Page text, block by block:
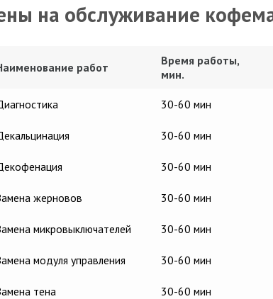
на обслуживание
работ
Время работы,
мин.
30-60 мин
30-60 мин
30-60 мин
жерновов 30-60 мин
микровыключателей 30-60 мин
модуля управления 30-60 мин
тена 30-60 мин